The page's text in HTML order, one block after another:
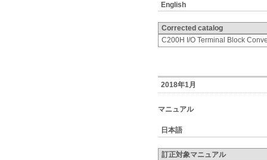
English
Corrected catalog
C200H I/O Terminal Block
2018年1月
マニュアル
日本語
訂正対象マニュアル